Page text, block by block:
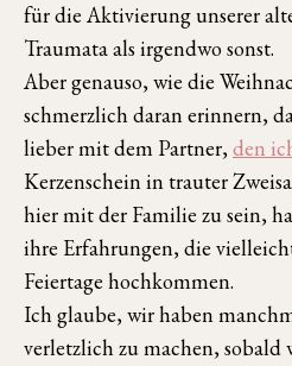
für die Aktivierung unserer
Traumata als irgendwo sonst.
Aber genauso, wie die
schmerzlich daran erinnern,
lieber mit dem Partner,den
Kerzenschein in trauter
hier mit der Familie zu sein,
ihre Erfahrungen, die
Feiertage hochkommen.
Ich glaube, wir haben
verletzlich zu machen, sobald